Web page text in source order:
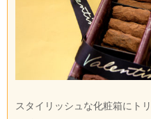
スタイリッシュな化粧箱にト